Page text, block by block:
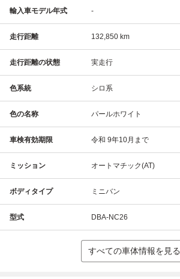
輸入車モデル年式 -
走行距離 132,850 km
走行距離の状態 実走行
色系統 シロ系
色の名称 パールホワイト
車検有効期限 令和 9年10月まで
ミッション オートマチック(AT)
ボディタイプ ミニバン
型式 DBA-NC26
すべての車体情報を見る